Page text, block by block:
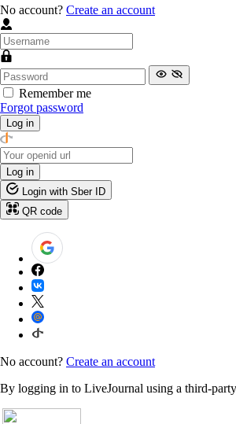
No account? Create an account
Remember me
Forgot password
Log in
Log in
Login with Sber ID
QR code
No account? Create an account
By logging in to LiveJournal using a third-